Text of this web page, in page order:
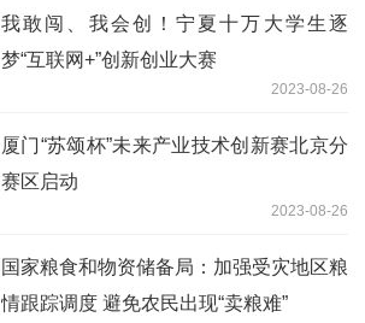
我敢闯、我会创！宁夏十万大学生逐
梦“互联网+”创新创业大赛
2023-08-26
厦门“苏颂杯”未来产业技术创新赛北京分
赛区启动
2023-08-26
国家粮食和物资储备局：加强受灾地区粮
情跟踪调度 避免农民出现“卖粮难”